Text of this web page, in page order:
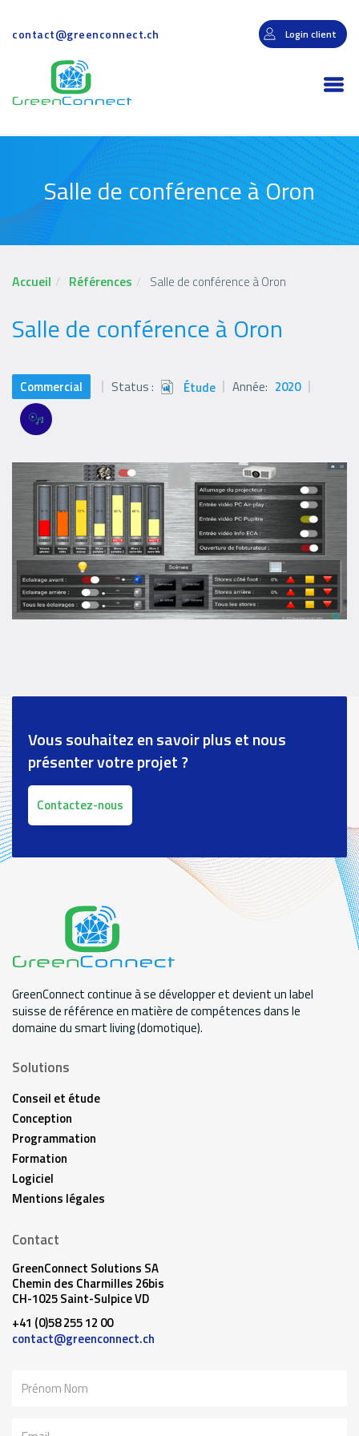
contenu
contact@greenconnect.ch Login client
Salle de conférence à Oron
Accueil Références Salle de conférence à Oron
Salle de conférence à Oron
Commercial Status : Étude
Status
Année: 2020
Références
Références
Logo
Références
paragraph
Vous souhaitez en savoir plus et nous
présenter votre projet ?
Contactez-nous
GreenConnect continue à se développer et devient un label
suisse de référence en matière de compétences dans le
domaine du smart living (domotique).
Solutions
Conseil et étude
Conception
Programmation
Formation
Logiciel
Mentions légales
Contact
GreenConnect Solutions SA
Chemin des Charmilles 26bis
CH-1025 Saint-Sulpice VD
+41 (0)58 255 12 00
contact@greenconnect.ch